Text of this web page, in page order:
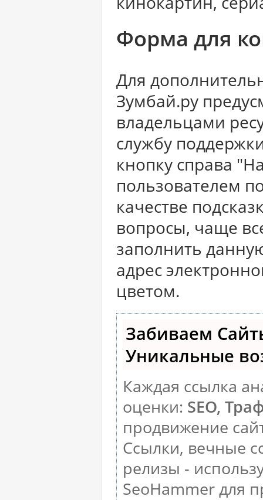
Форма для
Для
Зумбай.ру
владельцами
службу
кнопку справа
пользователем
качестве
вопросы, чаще
заполнить
адрес
цветом.
Забиваем
Уникальные
Каждая ссылка
оценки: SEO,
продвижение
Ссылки, вечные
релизы -
SeoHammer для